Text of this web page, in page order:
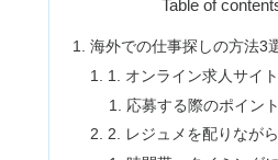
Table of
海外での仕事探しの方法3
1. オンライン求人サイ
応募する際のポイント
2. レジュメを配りながら